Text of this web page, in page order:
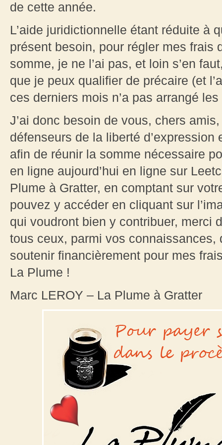
de cette année.
L’aide juridictionnelle étant réduite à
présent besoin, pour régler mes frais
somme, je ne l’ai pas, et loin s’en
que je peux qualifier de précaire (et
ces derniers mois n’a pas arrangé
J’ai donc besoin de vous, chers
défenseurs de la liberté
afin de réunir la somme nécessaire
en ligne aujourd’hui en ligne sur
Plume à Gratter, en comptant sur
pouvez y accéder en cliquant sur
qui voudront bien y contribuer, merci
tous ceux, parmi vos
soutenir financièrement pour mes
La Plume !
Marc LEROY – La Plume à Gratter